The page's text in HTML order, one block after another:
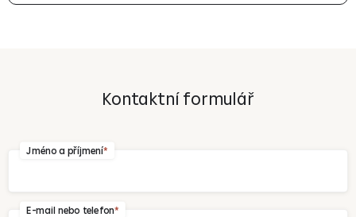
Kontaktní formulář
Jméno a příjmení
E-mail nebo telefon